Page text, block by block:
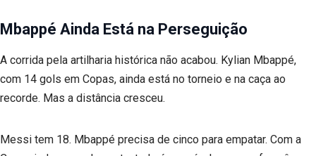
Mbappé Ainda Está na Perseguição
A corrida pela artilharia histórica não acabou. Kylian Mbappé,
com 14 gols em Copas, ainda está no torneio e na caça ao
recorde. Mas a distância cresceu.
Messi tem 18. Mbappé precisa de cinco para empatar. Com a